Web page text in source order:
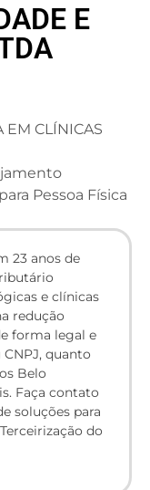
E
EM CLÍNICAS
Pessoa Física
23 anos de
e clínicas
redução
forma legal e
quanto
Belo
Faça contato
soluções para
do